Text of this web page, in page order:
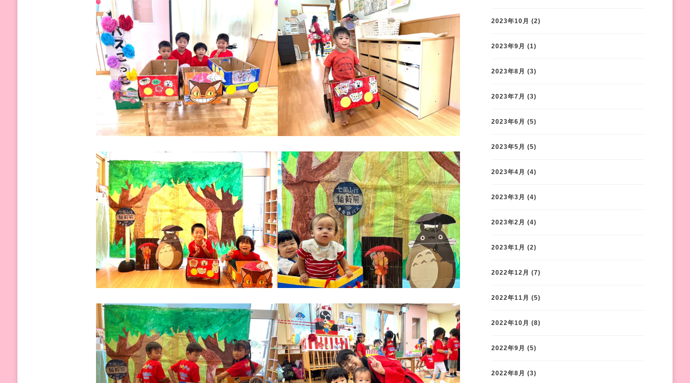
2023年10月 (2)
2023年9月 (1)
2023年8月 (3)
2023年7月 (3)
2023年6月 (5)
2023年5月 (5)
2023年4月 (4)
2023年3月 (4)
2023年2月 (4)
2023年1月 (2)
2022年12月 (7)
2022年11月 (5)
2022年10月 (8)
2022年9月 (5)
2022年8月 (3)